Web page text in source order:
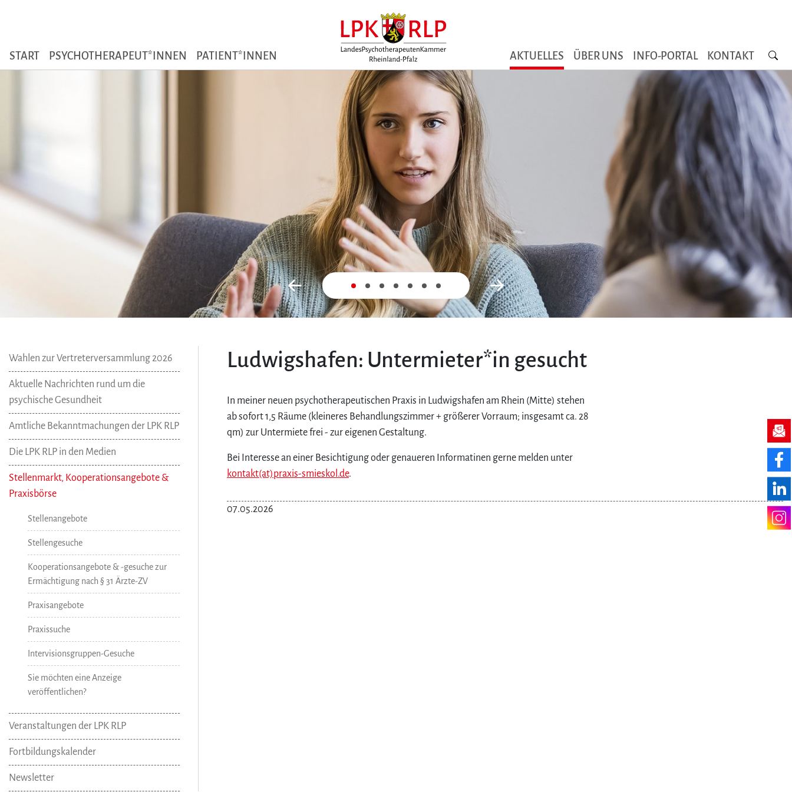
START PSYCHOTHERAPEUT*INNEN PATIENT*INNEN AKTUELLES ÜBER UNS INFO-PORTAL KONTAKT
Zurück Next
Wahlen zur Vertreterversammlung 2026
Aktuelle Nachrichten rund um die
psychische Gesundheit
Amtliche Bekanntmachungen der LPK RLP
Die LPK RLP in den Medien
Stellenmarkt, Kooperationsangebote &
Praxisbörse
Stellenangebote
Stellengesuche
Kooperationsangebote & -gesuche zur
Ermächtigung nach § 31 Ärzte-ZV
Praxisangebote
Praxissuche
Intervisionsgruppen-Gesuche
Sie möchten eine Anzeige
veröffentlichen?
Veranstaltungen der LPK RLP
Fortbildungskalender
Newsletter
Ludwigshafen: Untermieter*in gesucht
In meiner neuen psychotherapeutischen Praxis in Ludwigshafen am Rhein (Mitte) stehen
ab sofort 1,5 Räume (kleineres Behandlungszimmer + größerer Vorraum; insgesamt ca. 28
qm) zur Untermiete frei - zur eigenen Gestaltung.
Bei Interesse an einer Besichtigung oder genaueren Informatinen gerne melden unter
kontakt(at)praxis-smieskol.de.
07.05.2026